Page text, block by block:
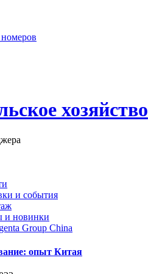
хозяйство
и события
новинки
опыт Китая